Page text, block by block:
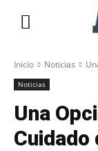
Inicio Noticias
Noticias
Una